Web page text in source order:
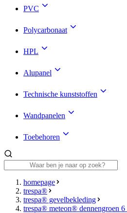
PVC
Polycarbonaat
HPL
Alupanel
Technische kunststoffen
Wandpanelen
Toebehoren
homepage
trespa®
trespa® gevelbekleding
trespa® meteon® dennengroen